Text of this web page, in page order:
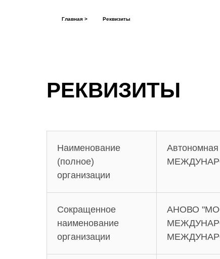
Главная > Реквизиты
РЕКВИЗИТЫ
Наименование
(полное)
организации
Сокращенное
наименование
организации
АНОВО